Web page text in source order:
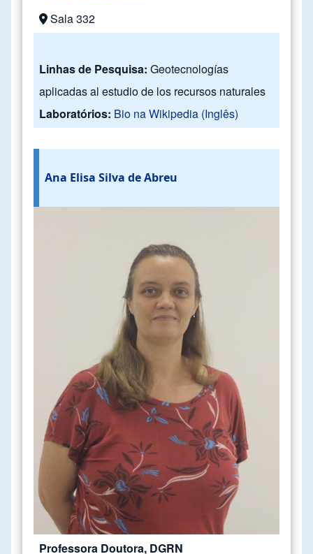
Sala 332
Linhas de Pesquisa: Geotecnologías
aplicadas al estudio de los recursos naturales
Laboratórios: Bio na Wikipedia (Inglês)
Ana Elisa Silva de Abreu
Professora Doutora, DGRN